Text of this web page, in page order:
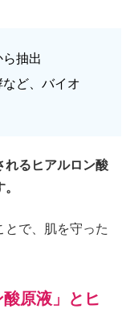
抽出
ど、バイオ
れるヒアルロン酸
とで、肌を守った
原液」とヒ